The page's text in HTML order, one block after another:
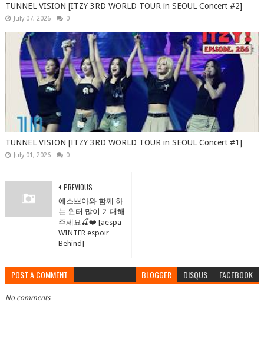
TUNNEL VISION [ITZY 3RD WORLD TOUR in SEOUL Concert #2]
July 07, 2026 0
TUNNEL VISION [ITZY 3RD WORLD TOUR in SEOUL Concert #1]
July 01, 2026 0
PREVIOUS
에스쁘아와 함께 하
는 윈터 많이 기대해
주세요🍒❤️ [aespa
WINTER espoir
Behind]
POST A COMMENT BLOGGER DISQUS FACEBOOK
No comments